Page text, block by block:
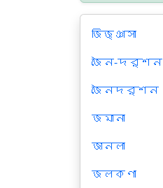
জিজ্ঞাসা
জৈন-দর্শন
জৈনদর্শন
জমানা
জানলা
জলকণা